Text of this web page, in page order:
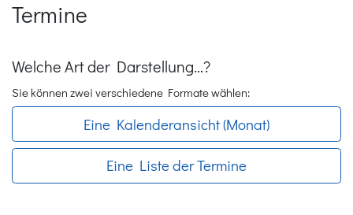
Termine
Welche Art der Darstellung...?
Sie können zwei verschiedene Formate wählen:
Eine Kalenderansicht (Monat)
Eine Liste der Termine